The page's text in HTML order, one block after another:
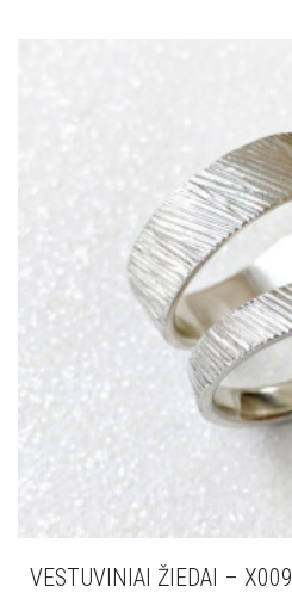
VESTUVINIAI ŽIEDAI – X009